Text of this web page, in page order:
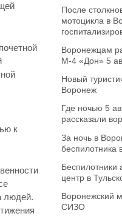
к
людей.
После
мотоцикла в
Воронежцам
М-4 «Дон» 5
Новый
Воронеж
Где ночью 5
рассказали
За ночь в
беспилотника
Беспилотники
центр в
Воронежский
СИЗО